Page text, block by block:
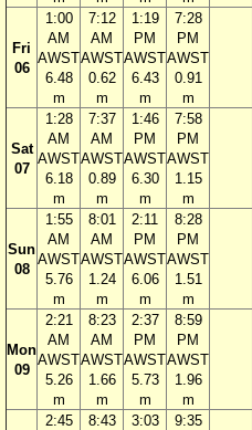
Fri
06
1:00
AM
AWST
6.48
m
7:12
AM
AWST
0.62
m
1:19
PM
AWST
6.43
m
7:28
PM
AWST
0.91
m
Sat
07
1:28
AM
AWST
6.18
m
7:37
AM
AWST
0.89
m
1:46
PM
AWST
6.30
m
7:58
PM
AWST
1.15
m
Sun
08
1:55
AM
AWST
5.76
m
8:01
AM
AWST
1.24
m
2:11
PM
AWST
6.06
m
8:28
PM
AWST
1.51
m
Mon
09
2:21
AM
AWST
5.26
m
8:23
AM
AWST
1.66
m
2:37
PM
AWST
5.73
m
8:59
PM
AWST
1.96
m
2:45
8:43
3:03
9:35